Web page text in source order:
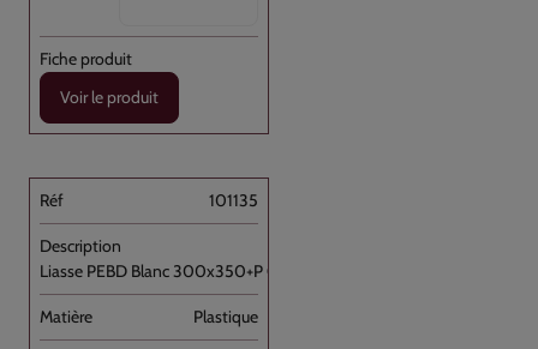
Voir le produit
101135
Liasse PEBD Blanc 300x350+P OD+barrette [...]
Plastique